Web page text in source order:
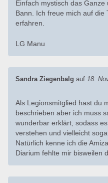
Einfach mystisch das
Bann. Ich freue mich auf die
erfahren.
LG Manu
Sandra Ziegenbalg auf 18.
Als Legionsmitglied hast du
beschrieben aber ich muss
wunderbar erklärt, sodass
verstehen und vielleicht
Natürlich kenne ich die
Diarium fehlte mir bisweilen